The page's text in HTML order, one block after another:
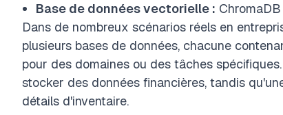
Base de données vectorielle : ChromaDB
Dans de nombreux scénarios réels en
plusieurs bases de données, chacune
pour des domaines ou des tâches
stocker des données financières, tandis
détails d'inventaire.